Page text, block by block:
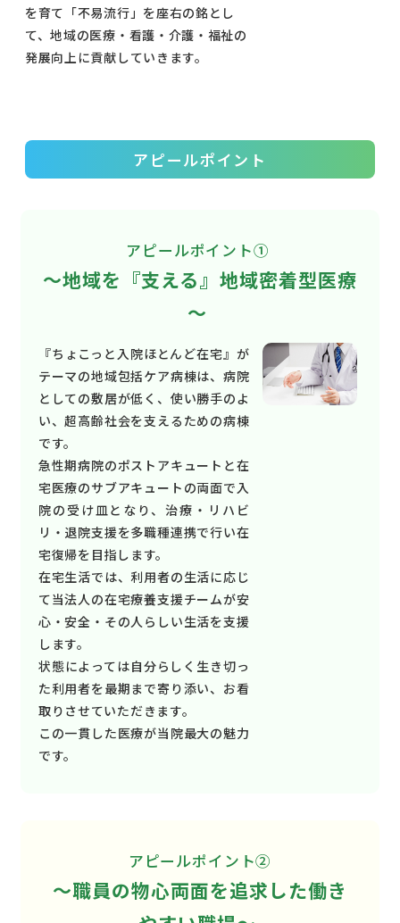
を育て「不易流行」を座右の銘とし
て、地域の医療・看護・介護・福祉の
発展向上に貢献していきます。
アピールポイント
アピールポイント①
～地域を『支える』地域密着型医療
～
『ちょこっと入院ほとんど在宅』が
テーマの地域包括ケア病棟は、病院
としての敷居が低く、使い勝手のよ
い、超高齢社会を支えるための病棟
です。
急性期病院のポストアキュートと在
宅医療のサブアキュートの両面で入
院の受け皿となり、治療・リハビ
リ・退院支援を多職種連携で行い在
宅復帰を目指します。
在宅生活では、利用者の生活に応じ
て当法人の在宅療養支援チームが安
心・安全・その人らしい生活を支援
します。
状態によっては自分らしく生き切っ
た利用者を最期まで寄り添い、お看
取りさせていただきます。
この一貫した医療が当院最大の魅力
です。
アピールポイント②
～職員の物心両面を追求した働き